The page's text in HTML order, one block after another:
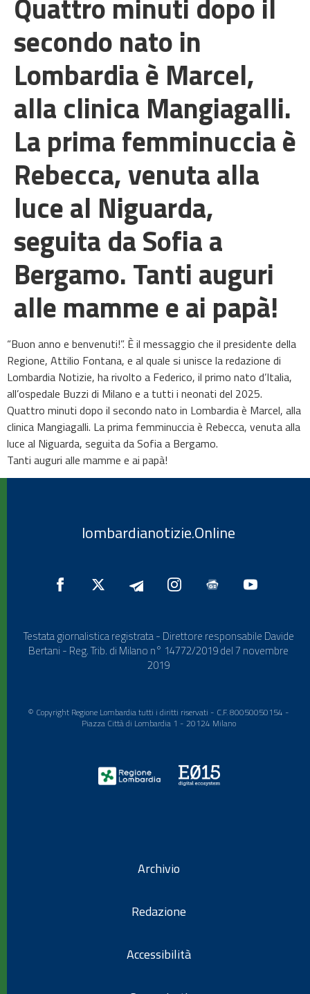
Quattro minuti dopo il
secondo nato in
Lombardia è Marcel,
alla clinica Mangiagalli.
La prima femminuccia è
Rebecca, venuta alla
luce al Niguarda,
seguita da Sofia a
Bergamo. Tanti auguri
alle mamme e ai papà!
“Buon anno e benvenuti!”. È il messaggio che il presidente della
Regione, Attilio Fontana, e al quale si unisce la redazione di
Lombardia Notizie, ha rivolto a Federico, il primo nato d’Italia,
all’ospedale Buzzi di Milano e a tutti i neonati del 2025.
Quattro minuti dopo il secondo nato in Lombardia è Marcel, alla
clinica Mangiagalli. La prima femminuccia è Rebecca, venuta alla
luce al Niguarda, seguita da Sofia a Bergamo.
Tanti auguri alle mamme e ai papà!
lombardianotizie.Online
Testata giornalistica registrata - Direttore responsabile Davide
Bertani - Reg. Trib. di Milano n° 14772/2019 del 7 novembre
2019
© Copyright Regione Lombardia tutti i diritti riservati - C.F. 80050050154 -
Piazza Città di Lombardia 1 - 20124 Milano
Archivio
Redazione
Accessibilità